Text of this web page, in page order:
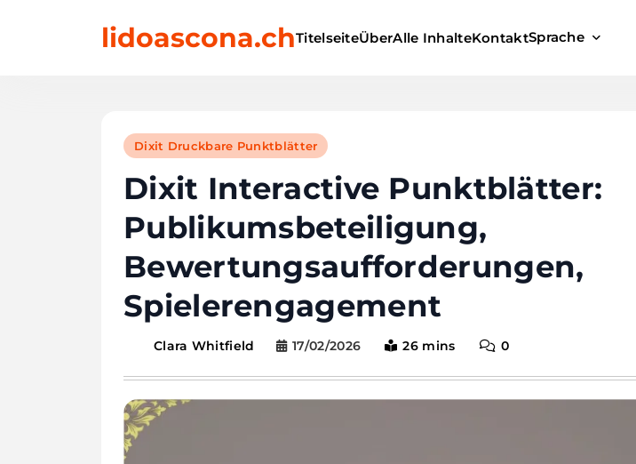
lidoascona.chTitelseiteÜberAlle InhalteKontaktSprache
Dixit Druckbare Punktblätter
Dixit Interactive Punktblätter:
Publikumsbeteiligung,
Bewertungsaufforderungen,
Spielerengagement
Clara Whitfield 17/02/2026 26 mins 0